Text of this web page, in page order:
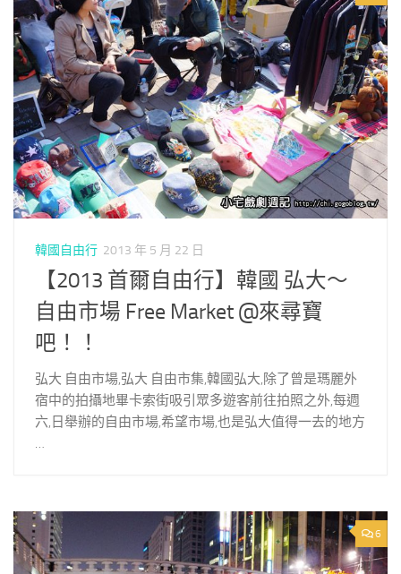
韓國自由行 2013 年 5 月 22 日
【2013 首爾自由行】韓國 弘大～
自由市場 Free Market @來尋寶
吧！！
弘大 自由市場,弘大 自由市集,韓國弘大,除了曾是瑪麗外
宿中的拍攝地畢卡索街吸引眾多遊客前往拍照之外,每週
六,日舉辦的自由市場,希望市場,也是弘大值得一去的地方
…
6